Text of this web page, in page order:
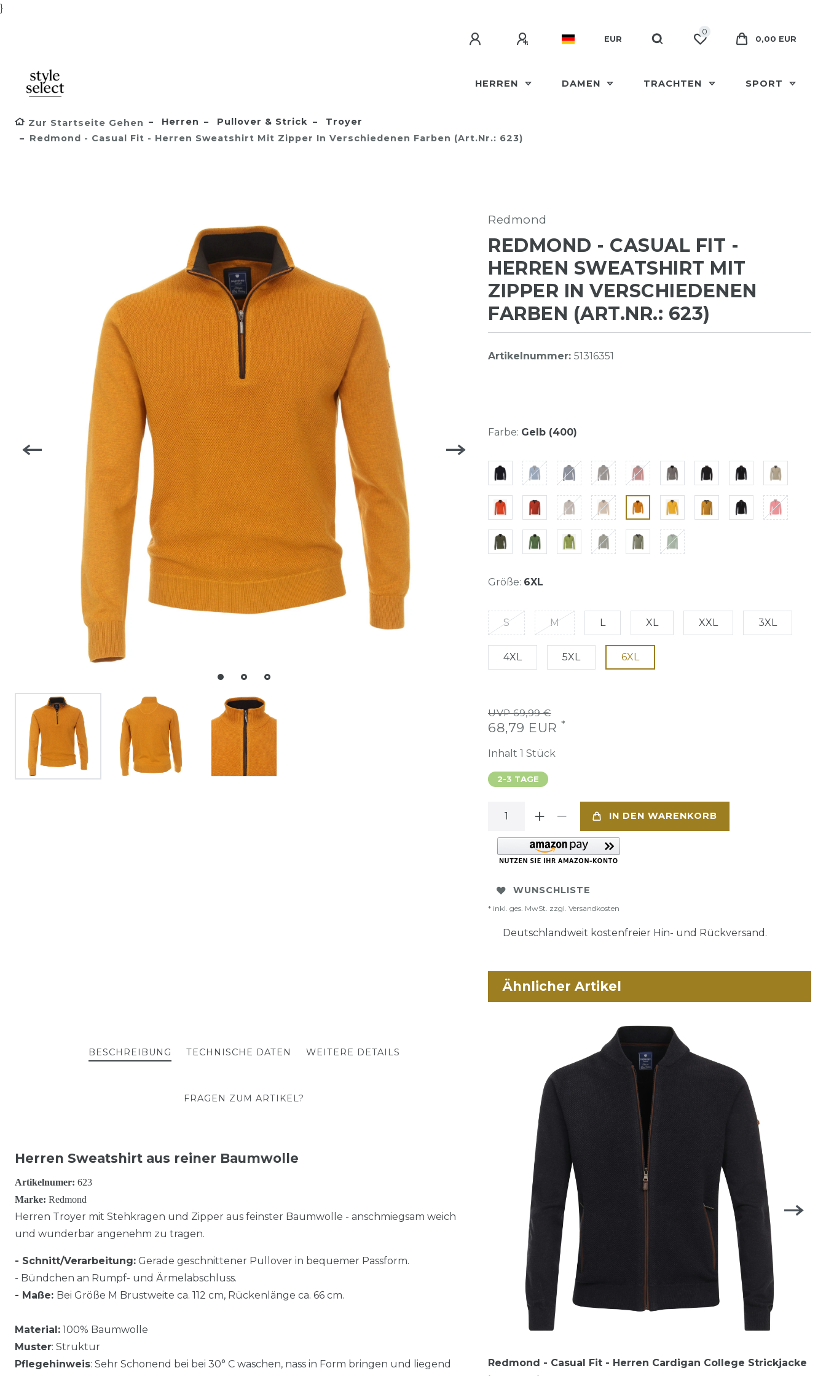
}
EUR
0
0,00 EUR
HERREN DAMEN TRACHTEN SPORT
Zur Startseite Gehen Herren Pullover & Strick
Troyer
Redmond - Casual Fit - Herren Sweatshirt Mit Zipper In Verschiedenen Farben (Art.Nr.: 623)
Redmond
REDMOND - CASUAL FIT -
HERREN SWEATSHIRT MIT
ZIPPER IN VERSCHIEDENEN
FARBEN (ART.NR.: 623)
Artikelnummer: 51316351
Farbe: Gelb (400)
Größe: 6XL
S M L XL XXL 3XL
4XL 5XL 6XL
UVP 69,99 €
68,79 EUR *
Inhalt 1 Stück
2-3 TAGE
IN DEN WARENKORB
WUNSCHLISTE
* inkl. ges. MwSt. zzgl. Versandkosten
Deutschlandweit kostenfreier Hin- und Rückversand.
BESCHREIBUNG TECHNISCHE DATEN WEITERE DETAILS
FRAGEN ZUM ARTIKEL?
Herren Sweatshirt aus reiner Baumwolle
Artikelnumer: 623
Marke: Redmond
Herren Troyer mit Stehkragen und Zipper aus feinster Baumwolle - anschmiegsam weich
und wunderbar angenehm zu tragen.
- Schnitt/Verarbeitung: Gerade geschnittener Pullover in bequemer Passform.
- Bündchen an Rumpf- und Ärmelabschluss.
- Maße: Bei Größe M Brustweite ca. 112 cm, Rückenlänge ca. 66 cm.
Material: 100% Baumwolle
Muster: Struktur
Pflegehinweis: Sehr Schonend bei bei 30° C waschen, nass in Form bringen und liegend
Ähnlicher Artikel
Redmond - Casual Fit - Herren Cardigan College Strickjacke